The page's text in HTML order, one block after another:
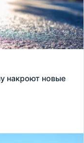
накроют новые